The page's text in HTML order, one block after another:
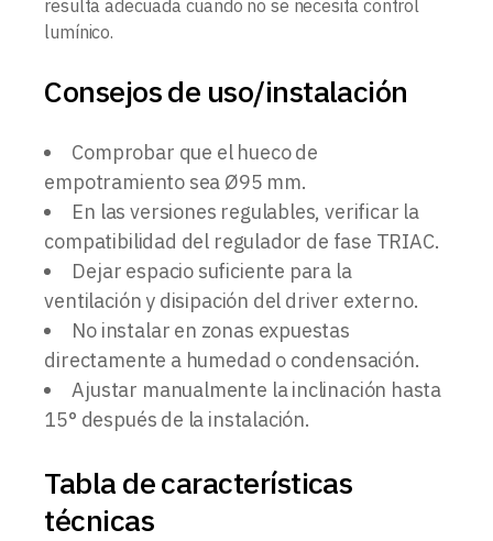
resulta adecuada cuando no se necesita control
lumínico.
Consejos de uso/instalación
Comprobar que el hueco de
empotramiento sea Ø95 mm.
En las versiones regulables, verificar la
compatibilidad del regulador de fase TRIAC.
Dejar espacio suficiente para la
ventilación y disipación del driver externo.
No instalar en zonas expuestas
directamente a humedad o condensación.
Ajustar manualmente la inclinación hasta
15° después de la instalación.
Tabla de características
técnicas